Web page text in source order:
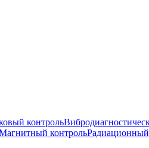
контроль
контрольРадиационный